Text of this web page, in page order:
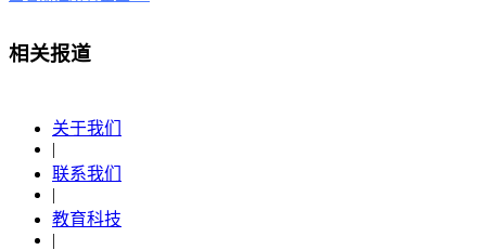
相关报道
关于我们
|
联系我们
|
教育科技
|